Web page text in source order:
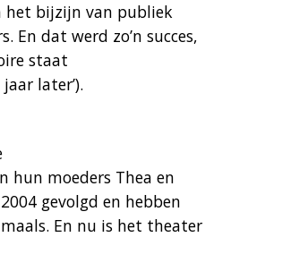
het bijzijn van publiek
En dat werd zo’n succes,
staat
later’).
hun moeders Thea en
gevolgd en hebben
En nu is het theater